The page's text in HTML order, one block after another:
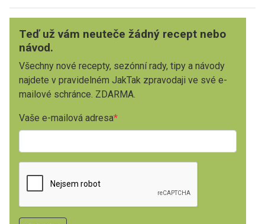
Teď už vám neuteče žádný recept nebo
návod.
Všechny nové recepty, sezónní rady, tipy a návody
najdete v pravidelném JakTak zpravodaji ve své e-
mailové schránce. ZDARMA.
Vaše e-mailová adresa